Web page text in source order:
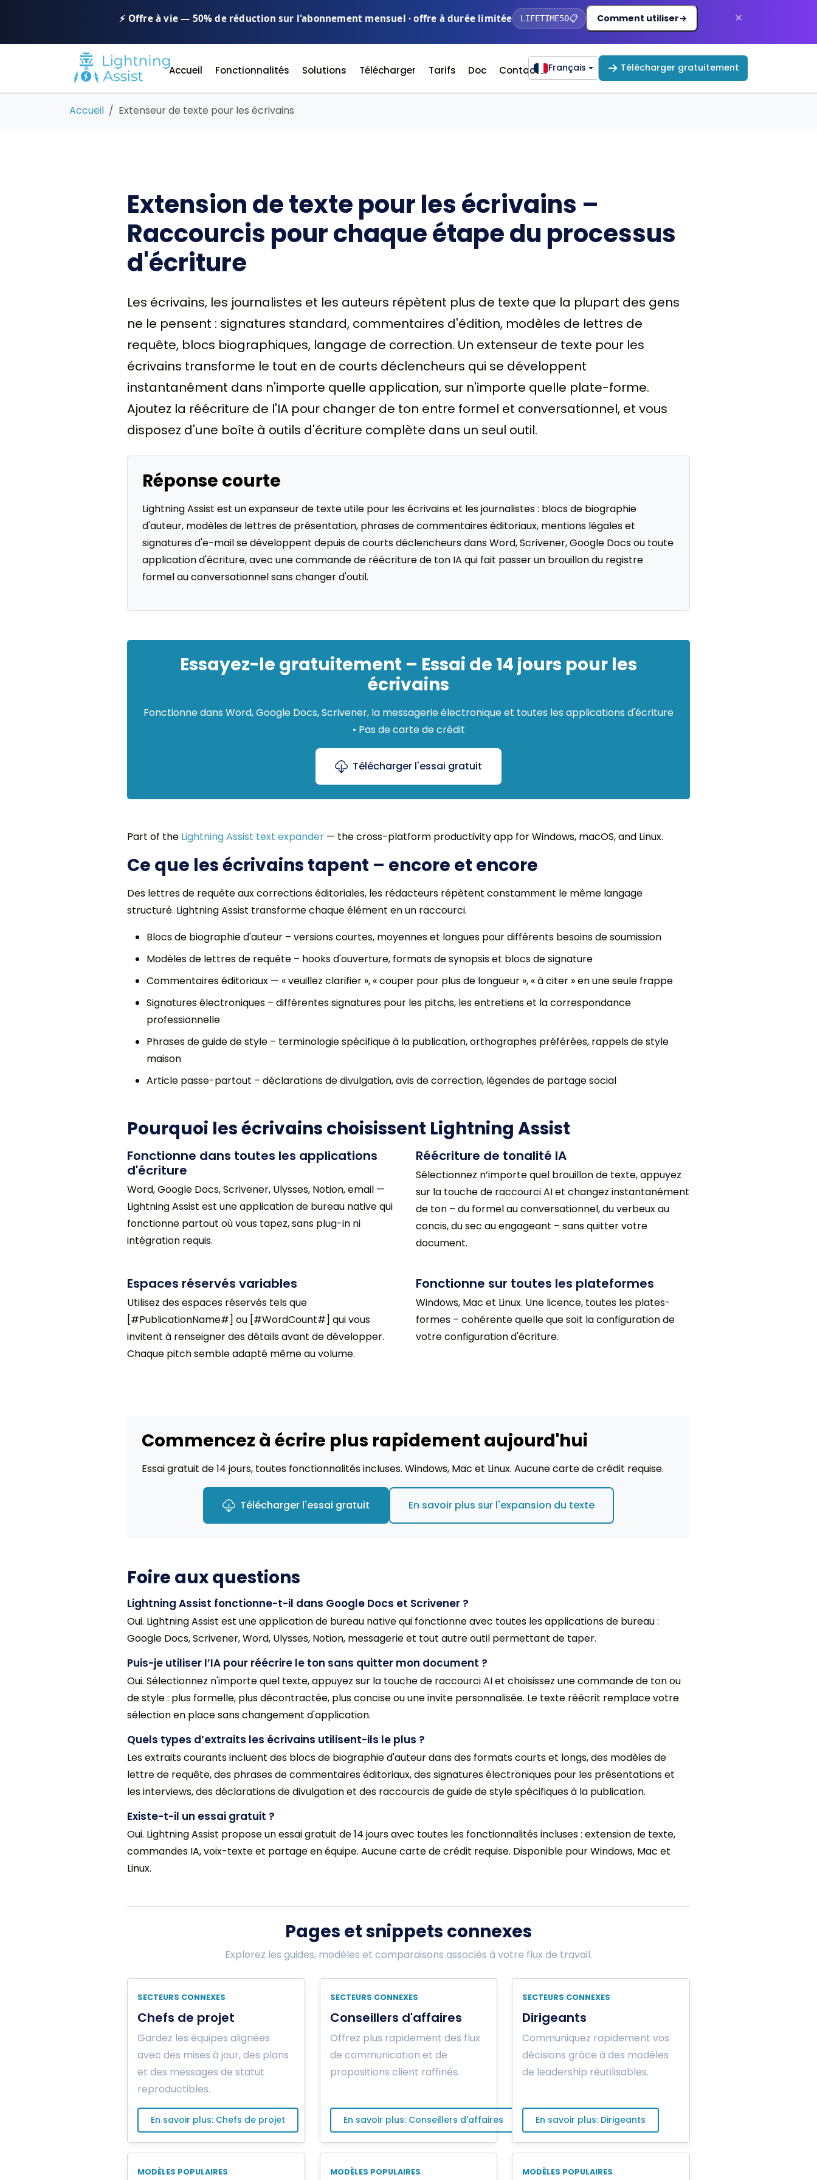
⚡ Offre à vie — 50% de réduction sur l'abonnement mensuel · offre à durée limitée LIFETIME50📋 Comment utiliser→ ×
Accueil Fonctionnalités Solutions Télécharger Tarifs Doc ContacterFrançais Télécharger gratuitement
Accueil Extenseur de texte pour les écrivains
Extension de texte pour les écrivains –
Raccourcis pour chaque étape du processus
d'écriture
Les écrivains, les journalistes et les auteurs répètent plus de texte que la plupart des gens
ne le pensent : signatures standard, commentaires d'édition, modèles de lettres de
requête, blocs biographiques, langage de correction. Un extenseur de texte pour les
écrivains transforme le tout en de courts déclencheurs qui se développent
instantanément dans n'importe quelle application, sur n'importe quelle plate-forme.
Ajoutez la réécriture de l'IA pour changer de ton entre formel et conversationnel, et vous
disposez d'une boîte à outils d'écriture complète dans un seul outil.
Réponse courte
Lightning Assist est un expanseur de texte utile pour les écrivains et les journalistes : blocs de biographie
d'auteur, modèles de lettres de présentation, phrases de commentaires éditoriaux, mentions légales et
signatures d'e-mail se développent depuis de courts déclencheurs dans Word, Scrivener, Google Docs ou toute
application d'écriture, avec une commande de réécriture de ton IA qui fait passer un brouillon du registre
formel au conversationnel sans changer d'outil.
Essayez-le gratuitement – Essai de 14 jours pour les
écrivains
Fonctionne dans Word, Google Docs, Scrivener, la messagerie électronique et toutes les applications d'écriture
• Pas de carte de crédit
Télécharger l'essai gratuit
Part of the Lightning Assist text expander — the cross-platform productivity app for Windows, macOS, and Linux.
Ce que les écrivains tapent – encore et encore
Des lettres de requête aux corrections éditoriales, les rédacteurs répètent constamment le même langage
structuré. Lightning Assist transforme chaque élément en un raccourci.
Blocs de biographie d'auteur – versions courtes, moyennes et longues pour différents besoins de soumission
Modèles de lettres de requête – hooks d'ouverture, formats de synopsis et blocs de signature
Commentaires éditoriaux — « veuillez clarifier », « couper pour plus de longueur », « à citer » en une seule frappe
Signatures électroniques – différentes signatures pour les pitchs, les entretiens et la correspondance
professionnelle
Phrases de guide de style – terminologie spécifique à la publication, orthographes préférées, rappels de style
maison
Article passe-partout – déclarations de divulgation, avis de correction, légendes de partage social
Pourquoi les écrivains choisissent Lightning Assist
Fonctionne dans toutes les applications
d'écriture
Word, Google Docs, Scrivener, Ulysses, Notion, email —
Lightning Assist est une application de bureau native qui
fonctionne partout où vous tapez, sans plug-in ni
intégration requis.
Réécriture de tonalité IA
Sélectionnez n’importe quel brouillon de texte, appuyez
sur la touche de raccourci AI et changez instantanément
de ton – du formel au conversationnel, du verbeux au
concis, du sec au engageant – sans quitter votre
document.
Espaces réservés variables
Utilisez des espaces réservés tels que
[#PublicationName#] ou [#WordCount#] qui vous
invitent à renseigner des détails avant de développer.
Chaque pitch semble adapté même au volume.
Fonctionne sur toutes les plateformes
Windows, Mac et Linux. Une licence, toutes les plates-
formes – cohérente quelle que soit la configuration de
votre configuration d'écriture.
Commencez à écrire plus rapidement aujourd'hui
Essai gratuit de 14 jours, toutes fonctionnalités incluses. Windows, Mac et Linux. Aucune carte de crédit requise.
Télécharger l'essai gratuit En savoir plus sur l'expansion du texte
Foire aux questions
Lightning Assist fonctionne-t-il dans Google Docs et Scrivener ?
Oui. Lightning Assist est une application de bureau native qui fonctionne avec toutes les applications de bureau :
Google Docs, Scrivener, Word, Ulysses, Notion, messagerie et tout autre outil permettant de taper.
Puis-je utiliser l’IA pour réécrire le ton sans quitter mon document ?
Oui. Sélectionnez n'importe quel texte, appuyez sur la touche de raccourci AI et choisissez une commande de ton ou
de style : plus formelle, plus décontractée, plus concise ou une invite personnalisée. Le texte réécrit remplace votre
sélection en place sans changement d'application.
Quels types d’extraits les écrivains utilisent-ils le plus ?
Les extraits courants incluent des blocs de biographie d'auteur dans des formats courts et longs, des modèles de
lettre de requête, des phrases de commentaires éditoriaux, des signatures électroniques pour les présentations et
les interviews, des déclarations de divulgation et des raccourcis de guide de style spécifiques à la publication.
Existe-t-il un essai gratuit ?
Oui. Lightning Assist propose un essai gratuit de 14 jours avec toutes les fonctionnalités incluses : extension de texte,
commandes IA, voix-texte et partage en équipe. Aucune carte de crédit requise. Disponible pour Windows, Mac et
Linux.
Pages et snippets connexes
Explorez les guides, modèles et comparaisons associés à votre flux de travail.
SECTEURS CONNEXES
Chefs de projet
Gardez les équipes alignées
avec des mises à jour, des plans
et des messages de statut
reproductibles.
En savoir plus: Chefs de projet
SECTEURS CONNEXES
Conseillers d'affaires
Offrez plus rapidement des flux
de communication et de
propositions client raffinés.
En savoir plus: Conseillers d'affaires
SECTEURS CONNEXES
Dirigeants
Communiquez rapidement vos
décisions grâce à des modèles
de leadership réutilisables.
En savoir plus: Dirigeants
MODÈLES POPULAIRES MODÈLES POPULAIRES MODÈLES POPULAIRES